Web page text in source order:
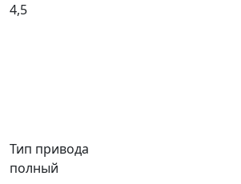
4,5
Тип привода
полный